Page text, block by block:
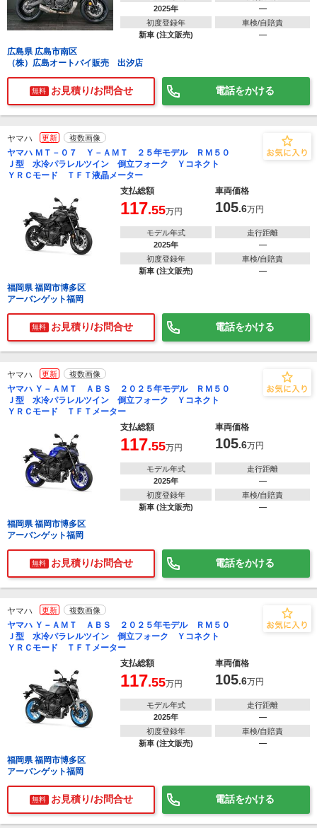
2025年
―
初度登録年
新車 (注文販売)
車検/自賠責
―
広島県 広島市南区
（株）広島オートバイ販売 出汐店
無料 お見積り/お問合せ 電話をかける
ヤマハ 更新 複数画像
ヤマハ ＭＴ－０７ Ｙ－ＡＭＴ ２５年モデル ＲＭ５０
Ｊ型 水冷パラレルツイン 倒立フォーク Ｙコネクト
ＹＲＣモード ＴＦＴ液晶メーター
支払総額
車両価格
117.55万円 105.6万円
モデル年式
2025年
走行距離
―
初度登録年
新車 (注文販売)
車検/自賠責
―
福岡県 福岡市博多区
アーバンゲット福岡
無料 お見積り/お問合せ 電話をかける
ヤマハ 更新 複数画像
ヤマハ Ｙ－ＡＭＴ ＡＢＳ ２０２５年モデル ＲＭ５０
Ｊ型 水冷パラレルツイン 倒立フォーク Ｙコネクト
ＹＲＣモード ＴＦＴメーター
支払総額
車両価格
117.55万円 105.6万円
モデル年式
2025年
走行距離
―
初度登録年
新車 (注文販売)
車検/自賠責
―
福岡県 福岡市博多区
アーバンゲット福岡
無料 お見積り/お問合せ 電話をかける
ヤマハ 更新 複数画像
ヤマハ Ｙ－ＡＭＴ ＡＢＳ ２０２５年モデル ＲＭ５０
Ｊ型 水冷パラレルツイン 倒立フォーク Ｙコネクト
ＹＲＣモード ＴＦＴメーター
支払総額
車両価格
117.55万円 105.6万円
モデル年式
2025年
走行距離
―
初度登録年
新車 (注文販売)
車検/自賠責
―
福岡県 福岡市博多区
アーバンゲット福岡
無料 お見積り/お問合せ 電話をかける